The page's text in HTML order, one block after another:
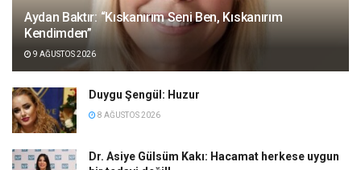
Aydan Baktır: “Kıskanırım Seni Ben, Kıskanırım
Kendimden”
9 AĞUSTOS 2026
Duygu Şengül: Huzur
8 AĞUSTOS 2026
Dr. Asiye Gülsüm Kakı: Hacamat herkese uygun